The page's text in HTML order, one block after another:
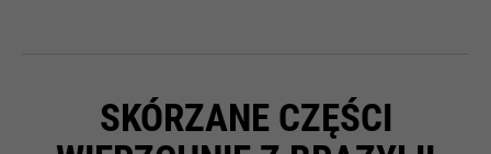
SKÓRZANE CZĘŚCI